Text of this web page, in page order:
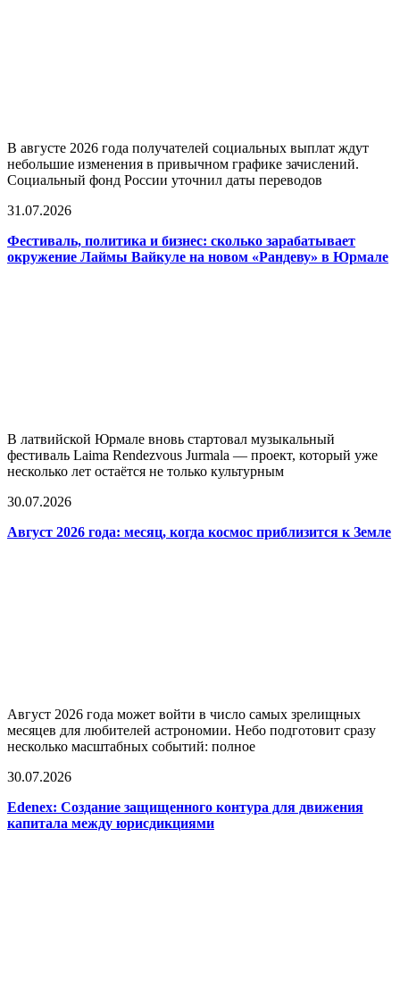
В августе 2026 года получателей социальных выплат ждут
небольшие изменения в привычном графике зачислений.
Социальный фонд России уточнил даты переводов
31.07.2026
Фестиваль, политика и бизнес: сколько зарабатывает
окружение Лаймы Вайкуле на новом «Рандеву» в Юрмале
В латвийской Юрмале вновь стартовал музыкальный
фестиваль Laima Rendezvous Jurmala — проект, который уже
несколько лет остаётся не только культурным
30.07.2026
Август 2026 года: месяц, когда космос приблизится к Земле
Август 2026 года может войти в число самых зрелищных
месяцев для любителей астрономии. Небо подготовит сразу
несколько масштабных событий: полное
30.07.2026
Edenex: Создание защищенного контура для движения
капитала между юрисдикциями